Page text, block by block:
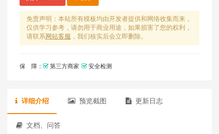
免责声明：本站所有模板均由开发者提供和网络收集而来，
仅供学习参考，请勿用于商业用途，如果损害了您的权利，
请联系网站客服 ，我们核实后会立即删除。
保 障： 第三方商家 安全检测
详细介绍 预览截图 更新日志
文档、问答